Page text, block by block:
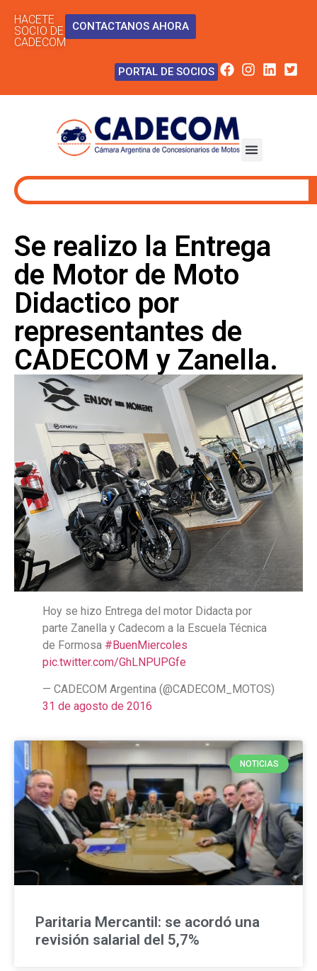
HACETE
SOCIO DE
CADECOM
CONTACTANOS AHORA
PORTAL DE SOCIOS
Se realizo la Entrega
de Motor de Moto
Didactico por
representantes de
CADECOM y Zanella.
Hoy se hizo Entrega del motor Didacta por
parte Zanella y Cadecom a la Escuela Técnica
de Formosa #BuenMiercoles
pic.twitter.com/GhLNPUPGfe
— CADECOM Argentina (@CADECOM_MOTOS)
31 de agosto de 2016
NOTICIAS
Paritaria Mercantil: se acordó una
revisión salarial del 5,7%